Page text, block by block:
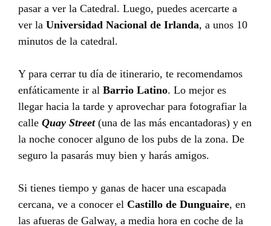
pasar a ver la Catedral. Luego, puedes acercarte a
ver la Universidad Nacional de Irlanda, a unos 10
minutos de la catedral.
Y para cerrar tu día de itinerario, te recomendamos
enfáticamente ir al Barrio Latino. Lo mejor es
llegar hacia la tarde y aprovechar para fotografiar la
calle Quay Street(una de las más encantadoras) y en
la noche conocer alguno de los pubs de la zona. De
seguro la pasarás muy bien y harás amigos.
Si tienes tiempo y ganas de hacer una escapada
cercana, ve a conocer el Castillo de Dunguaire, en
las afueras de Galway, a media hora en coche de la